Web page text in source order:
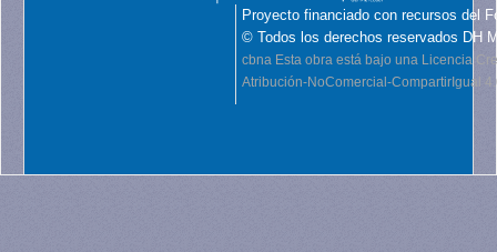
Proyecto financiado con recursos del
© Todos los derechos reservados DH
cbna Esta obra está bajo una Licencia
Atribución-NoComercial-CompartirIgual